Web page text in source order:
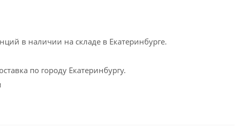
в наличии на складе в Екатеринбурге.
по городу Екатеринбургу.